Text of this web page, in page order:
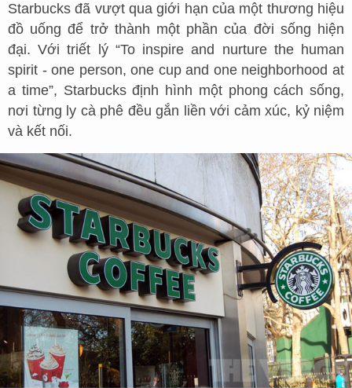
Starbucks đã vượt qua giới hạn của một thương hiệu
đồ uống để trở thành một phần của đời sống hiện
đại. Với triết lý “To inspire and nurture the human
spirit - one person, one cup and one neighborhood at
a time”, Starbucks định hình một phong cách sống,
nơi từng ly cà phê đều gắn liền với cảm xúc, kỷ niệm
và kết nối.